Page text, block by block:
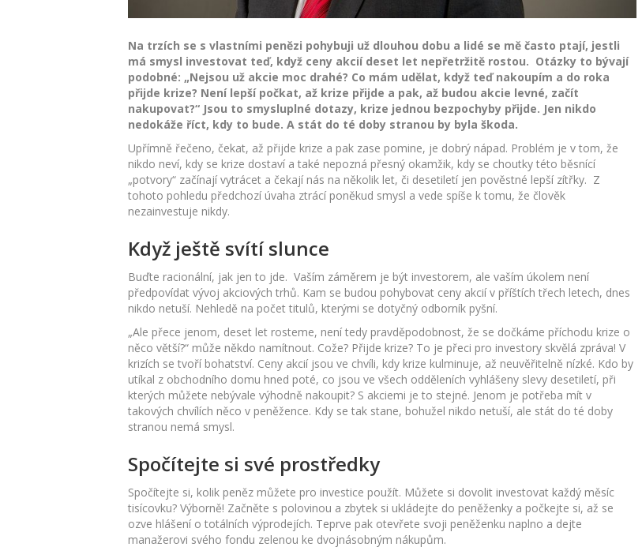
Na trzích se s vlastními penězi pohybuji už dlouhou dobu a lidé se mě často ptají, jestli
má smysl investovat teď, když ceny akcií deset let nepřetržitě rostou. Otázky to bývají
podobné: „Nejsou už akcie moc drahé? Co mám udělat, když teď nakoupím a do roka
přijde krize? Není lepší počkat, až krize přijde a pak, až budou akcie levné, začít
nakupovat?“ Jsou to smysluplné dotazy, krize jednou bezpochyby přijde. Jen nikdo
nedokáže říct, kdy to bude. A stát do té doby stranou by byla škoda.
Upřímně řečeno, čekat, až přijde krize a pak zase pomine, je dobrý nápad. Problém je v tom, že
nikdo neví, kdy se krize dostaví a také nepozná přesný okamžik, kdy se choutky této běsnící
„potvory“ začínají vytrácet a čekají nás na několik let, či desetiletí jen pověstné lepší zítřky. Z
tohoto pohledu předchozí úvaha ztrácí poněkud smysl a vede spíše k tomu, že člověk
nezainvestuje nikdy.
Když ještě svítí slunce
Buďte racionální, jak jen to jde. Vaším záměrem je být investorem, ale vaším úkolem není
předpovídat vývoj akciových trhů. Kam se budou pohybovat ceny akcií v příštích třech letech, dnes
nikdo netuší. Nehledě na počet titulů, kterými se dotyčný odborník pyšní.
„Ale přece jenom, deset let rosteme, není tedy pravděpodobnost, že se dočkáme příchodu krize o
něco větší?“ může někdo namítnout. Cože? Přijde krize? To je přeci pro investory skvělá zpráva! V
krizích se tvoří bohatství. Ceny akcií jsou ve chvíli, kdy krize kulminuje, až neuvěřitelně nízké. Kdo by
utíkal z obchodního domu hned poté, co jsou ve všech odděleních vyhlášeny slevy desetiletí, při
kterých můžete nebývale výhodně nakoupit? S akciemi je to stejné. Jenom je potřeba mít v
takových chvílích něco v peněžence. Kdy se tak stane, bohužel nikdo netuší, ale stát do té doby
stranou nemá smysl.
Spočítejte si své prostředky
Spočítejte si, kolik peněz můžete pro investice použít. Můžete si dovolit investovat každý měsíc
tisícovku? Výborně! Začněte s polovinou a zbytek si ukládejte do peněženky a počkejte si, až se
ozve hlášení o totálních výprodejích. Teprve pak otevřete svoji peněženku naplno a dejte
manažerovi svého fondu zelenou ke dvojnásobným nákupům.